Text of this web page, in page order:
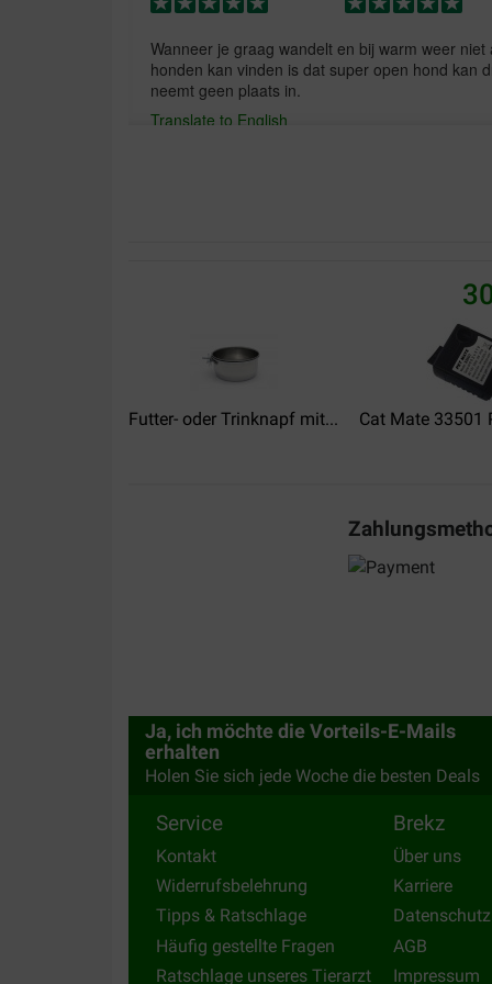
Wanneer je graag wandelt en bij warm weer
honden kan vinden is dat super open hond kan
neemt geen plaats in.
Translate to English
Product prima maar kreeg mijn bestelling pas na
Translate to English
Emmily Moens
Futter- oder Trinknapf mit... Cat Mate 33501
Ja, ich möchte die Vorteils-E-Mails
erhalten
Holen Sie sich jede Woche die besten Deals
Service
Kontakt
Widerrufsbelehrung
Tipps & Ratschlage
Häufig gestellte Fragen
Ratschlage unseres Tierarzt
Brekz
Über uns
Karriere
Datenschutz
AGB
Impressum